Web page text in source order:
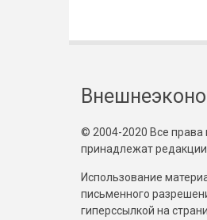
© 2004-2020 Все права
принадлежат редакции
Использование
письменного
гиперссылкой на